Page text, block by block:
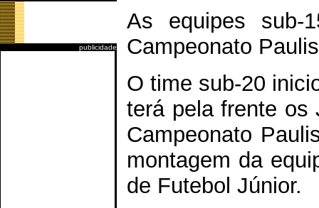
publicidade
As equipes sub-
Campeonato
O time sub-20
terá pela frente os
Campeonato
montagem da
de Futebol Júnior.